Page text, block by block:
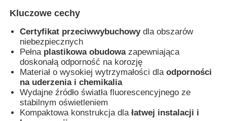
Poprosić o wycenę
Oświetlenie przeciwwybuchowe
Lampka alarmowa przeciwwybuchowa
wentylator przeciwwybuchowy
Kluczowe cechy
Certyfikat przeciwwybuchowydla obszarów
niebezpiecznych
Pełna plastikowa obudowazapewniająca
doskonałą odporność na korozję
Materiał o wysokiej wytrzymałości dlaodporności
na uderzenia i chemikalia
Wydajne źródło światła fluorescencyjnego ze
stabilnym oświetleniem
Kompaktowa konstrukcja dlałatwej instalacji i